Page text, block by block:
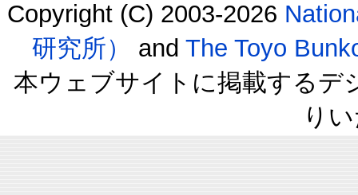
Copyright (C) 2003-2026
研究所）
and The Toyo
本ウェブサイトに掲載するデ
り